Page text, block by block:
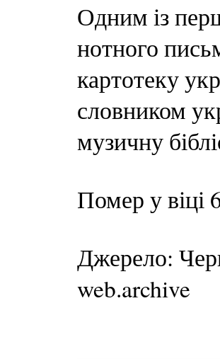
Одним із
нотного
картотеку
словником
музичну
Помер у віці
Джерело:
web.archive